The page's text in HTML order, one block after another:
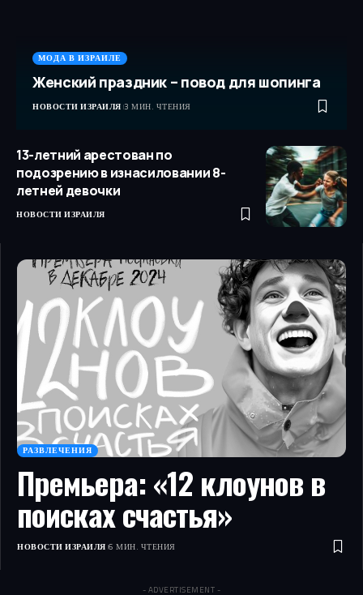
МОДА В ИЗРАИЛЕ
Женский праздник – повод для шопинга
НОВОСТИ ИЗРАИЛЯ 3 МИН. ЧТЕНИЯ
13-летний арестован по
подозрению в изнасиловании 8-
летней девочки
НОВОСТИ ИЗРАИЛЯ
РАЗВЛЕЧЕНИЯ
Премьера: «12 клоунов в
поисках счастья»
НОВОСТИ ИЗРАИЛЯ 6 МИН. ЧТЕНИЯ
- ADVERTISEMENT -